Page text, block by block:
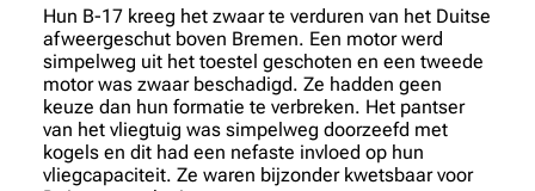
Hun B-17 kreeg het zwaar te verduren van het Duitse
afweergeschut boven Bremen. Een motor werd
simpelweg uit het toestel geschoten en een tweede
motor was zwaar beschadigd. Ze hadden geen
keuze dan hun formatie te verbreken. Het pantser
van het vliegtuig was simpelweg doorzeefd met
kogels en dit had een nefaste invloed op hun
vliegcapaciteit. Ze waren bijzonder kwetsbaar voor